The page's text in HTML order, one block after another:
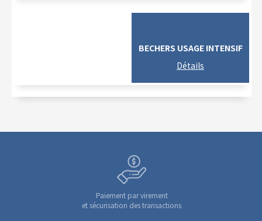
BECHERS USAGE INTENSIF
Paiement par virement
et sécurisation des transactions